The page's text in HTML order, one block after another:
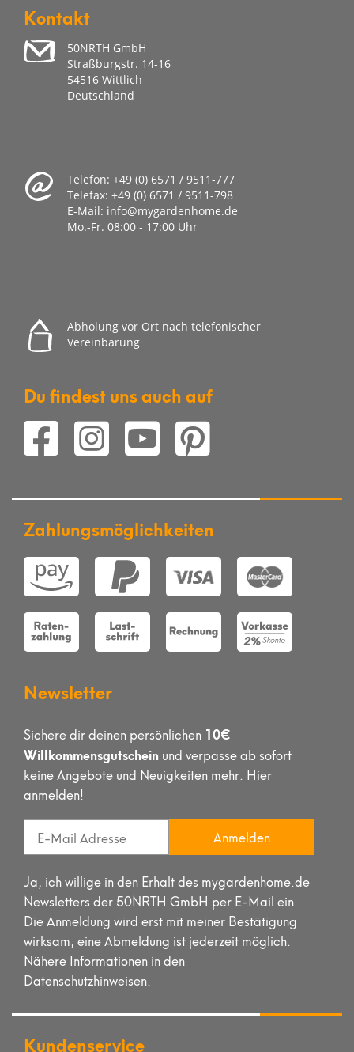
Kontakt
50NRTH GmbH
Straßburgstr. 14-16
54516 Wittlich
Deutschland
Telefon: +49 (0) 6571 / 9511-777
Telefax: +49 (0) 6571 / 9511-798
E-Mail: info@mygardenhome.de
Mo.-Fr. 08:00 - 17:00 Uhr
Abholung vor Ort nach telefonischer
Vereinbarung
Du findest uns auch auf
Zahlungsmöglichkeiten
Newsletter
Sichere dir deinen persönlichen 10€
Willkommensgutschein und verpasse ab sofort
keine Angebote und Neuigkeiten mehr. Hier
anmelden!
Anmelden
Ja, ich willige in den Erhalt des mygardenhome.de
Newsletters der 50NRTH GmbH per E-Mail ein.
Die Anmeldung wird erst mit meiner Bestätigung
wirksam, eine Abmeldung ist jederzeit möglich.
Nähere Informationen in den
Datenschutzhinweisen.
Kundenservice